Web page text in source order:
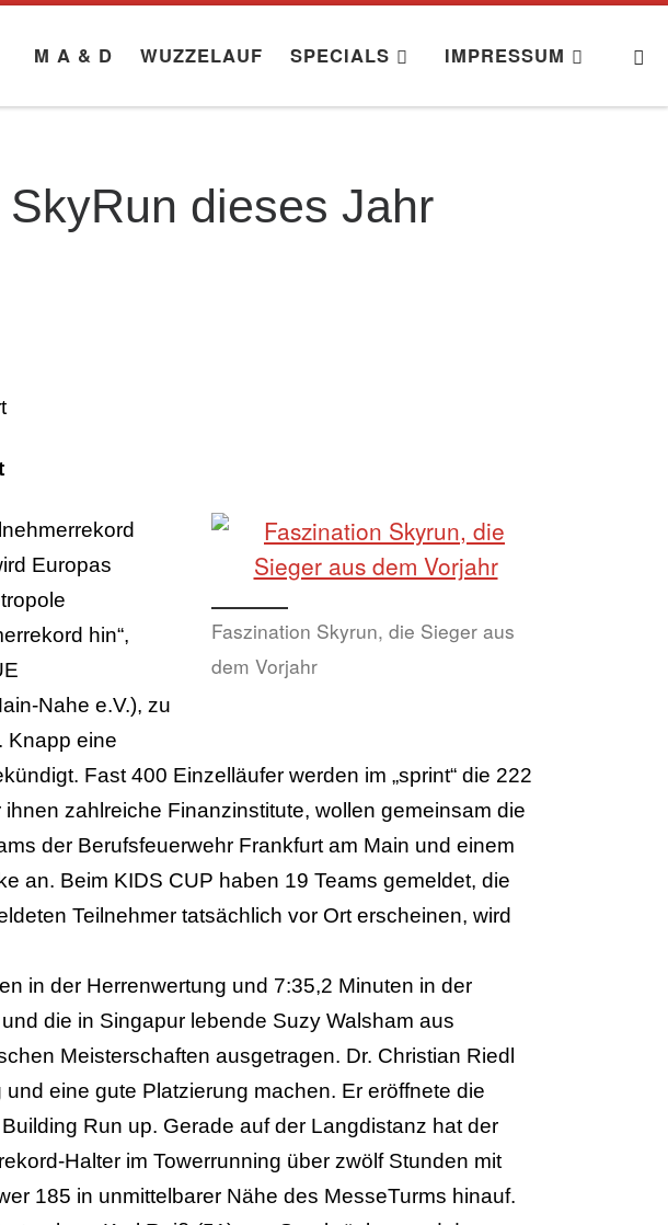
M A & D WUZZELAUF SPECIALS IMPRESSUM
dieses Jahr
Faszination Skyrun, die Sieger aus
dem Vorjahr
Europas
hin“,
Nahe e.V.), zu
Knapp eine
Fast 400 Einzelläufer werden im „sprint“ die 222
zahlreiche Finanzinstitute, wollen gemeinsam die
der Berufsfeuerwehr Frankfurt am Main und einem
an. Beim KIDS CUP haben 19 Teams gemeldet, die
Teilnehmer tatsächlich vor Ort erscheinen, wird
in der Herrenwertung und 7:35,2 Minuten in der
die in Singapur lebende Suzy Walsham aus
Meisterschaften ausgetragen. Dr. Christian Riedl
eine gute Platzierung machen. Er eröffnete die
Run up. Gerade auf der Langdistanz hat der
Halter im Towerrunning über zwölf Stunden mit
185 in unmittelbarer Nähe des MesseTurms hinauf.